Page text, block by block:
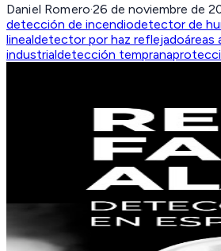
Daniel Romero·26 de noviembre de
detección de incendiodetector de
linealdetector por haz reflejadoáreas
industrialdetección temprana